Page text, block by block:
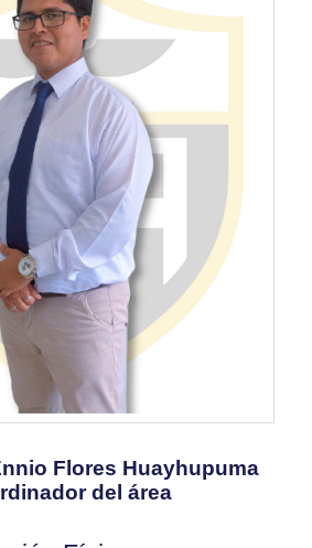
Flores Huayhupuma
del área